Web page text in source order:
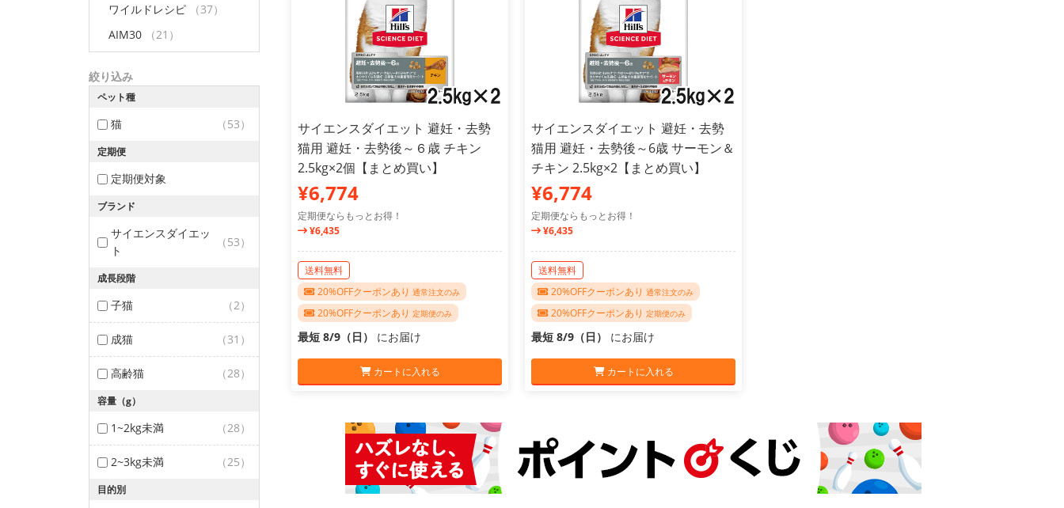
ワイルドレシピ
（37）
AIM30
（21）
絞り込み
ペット種
猫 （53）
定期便
定期便対象
ブランド
サイエンスダイエッ
ト
（53）
成長段階
子猫 （2）
成猫 （31）
高齢猫 （28）
容量（g）
1~2kg未満 （28）
2~3kg未満 （25）
目的別
サイエンスダイエット 避妊・去勢
猫用 避妊・去勢後～６歳 チキン
2.5kg×2個【まとめ買い】
¥6,774
定期便ならもっとお得！
¥6,435
送料無料
20%OFFクーポンあり 通常注文のみ
20%OFFクーポンあり 定期便のみ
最短 8/9（日） にお届け
カートに入れる
サイエンスダイエット 避妊・去勢
猫用 避妊・去勢後～6歳 サーモン＆
チキン 2.5kg×2【まとめ買い】
¥6,774
定期便ならもっとお得！
¥6,435
送料無料
20%OFFクーポンあり 通常注文のみ
20%OFFクーポンあり 定期便のみ
最短 8/9（日） にお届け
カートに入れる